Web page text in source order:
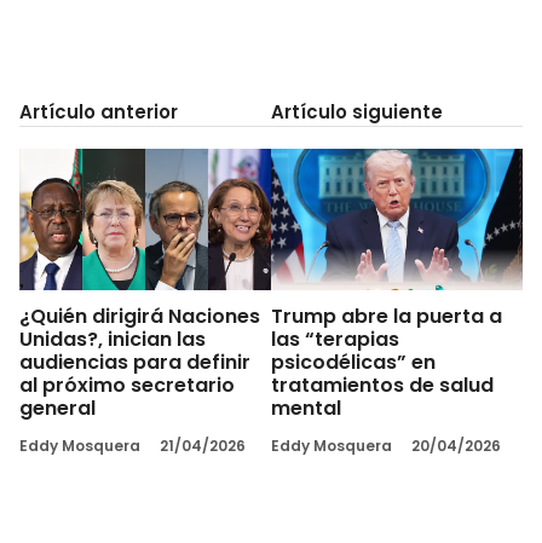
Artículo anterior
¿Quién dirigirá Naciones
Unidas?, inician las
audiencias para definir
al próximo secretario
general
Eddy Mosquera 21/04/2026
Artículo siguiente
Trump abre la puerta a
las “terapias
psicodélicas” en
tratamientos de salud
mental
Eddy Mosquera 20/04/2026